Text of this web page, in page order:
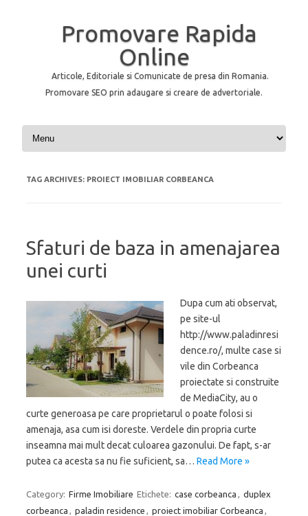
Promovare Rapida
Online
Articole, Editoriale si Comunicate de presa din Romania.
Promovare SEO prin adaugare si creare de advertoriale.
Skip to content
TAG ARCHIVES: PROIECT IMOBILIAR CORBEANCA
Sfaturi de baza in amenajarea
unei curti
Dupa cum ati observat,
pe site-ul
http://www.paladinresi
dence.ro/, multe case si
vile din Corbeanca
proiectate si construite
de MediaCity, au o
curte generoasa pe care proprietarul o poate folosi si
amenaja, asa cum isi doreste. Verdele din propria curte
inseamna mai mult decat culoarea gazonului. De fapt, s-ar
putea ca acesta sa nu fie suficient, sa… Read More »
Category: Firme Imobiliare Etichete: case corbeanca , duplex
corbeanca , paladin residence , proiect imobiliar Corbeanca ,